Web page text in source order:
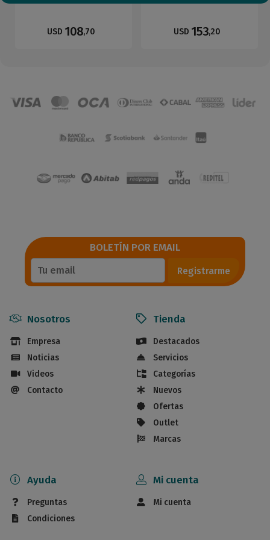
USD 108,70 USD 153,20
BOLETÍN POR EMAIL
Registrarme
Nosotros
Empresa
Noticias
Videos
Contacto
Tienda
Destacados
Servicios
Categorías
Nuevos
Ofertas
Outlet
Marcas
Ayuda
Preguntas
Condiciones
Mi cuenta
Mi cuenta